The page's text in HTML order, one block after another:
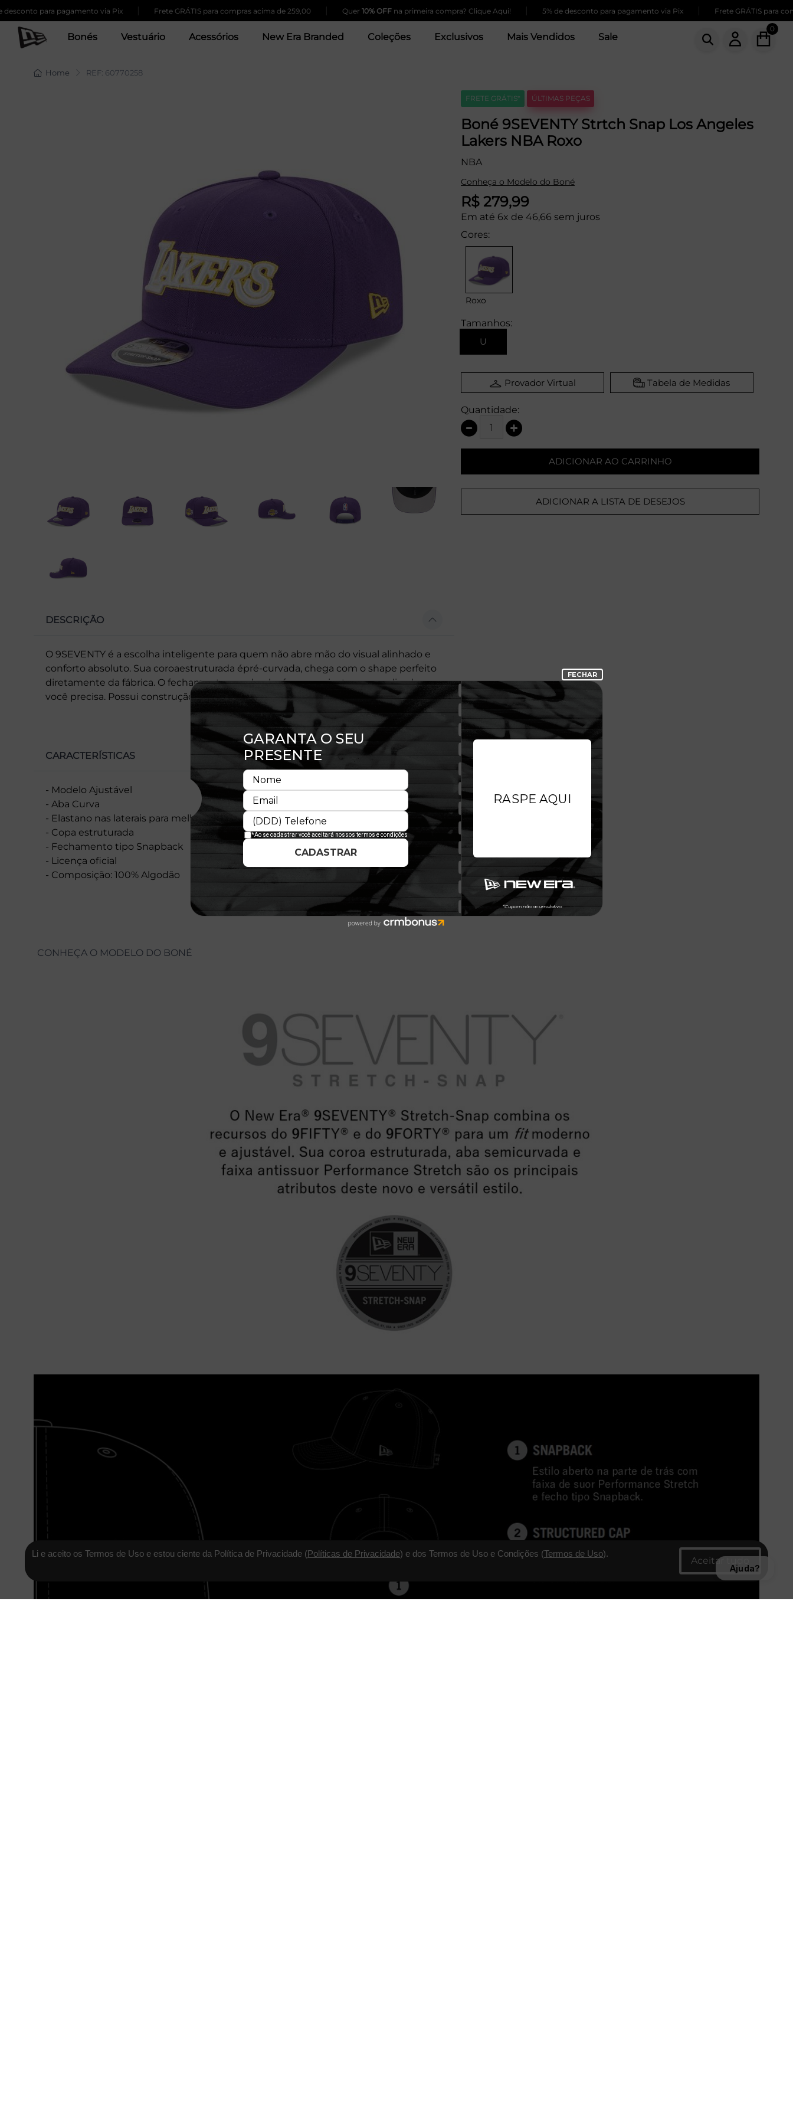
para pagamento via Pix | Frete GRÁTIS para compras acima de 259,00 | 10% OFFna primeira compra? Clique Aqui! | 5% de desconto para pagamento via Pix | Frete GRÁTIS para compras
Bonés Vestuário Acessórios New Era Branded Coleções Exclusivos Mais Vendidos Sale
0
Home REF: 60770258
DESCRIÇÃO
O 9SEVENTY é a escolha inteligente para quem não abre mão do visual alinhado e
conforto absoluto. Sua coroaestruturada épré-curvada, chega com o shape perfeito
diretamente da fábrica. O fechamento snapback oferece o ajuste personalizado que
você precisa. Possui construção em strech, oferecendo ajuste ainda mais preciso
CARACTERÍSTICAS
- Modelo Ajustável
- Aba Curva
- Elastano nas laterais para melhor encaixe e maior conforto
- Copa estruturada
- Fechamento tipo Snapback
- Licença oficial
- Composição: 100% Algodão
FRETE GRÁTIS* ÚLTIMAS PEÇAS
Boné 9SEVENTY Strtch Snap Los Angeles
Lakers NBA Roxo
NBA
Conheça o Modelo do Boné
R$ 279,99
Em até 6x de 46,66 sem juros
Cores:
Roxo
Tamanhos:
U
Provador Virtual Tabela de Medidas
Quantidade:
ADICIONAR AO CARRINHO
ADICIONAR A LISTA DE DESEJOS
CONHEÇA O MODELO DO BONÉ
Li e aceito os Termos de Uso e estou ciente da Política de Privacidade (Políticas de Privacidade) e dos Termos de Uso e Condições (Termos de Uso).
Ajuda?